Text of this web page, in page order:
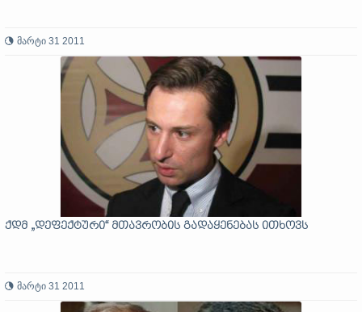
მარტი 31 2011
ქდმ „დეფექტური“ მთავრობის გადაყენებას ითხოვს
მარტი 31 2011